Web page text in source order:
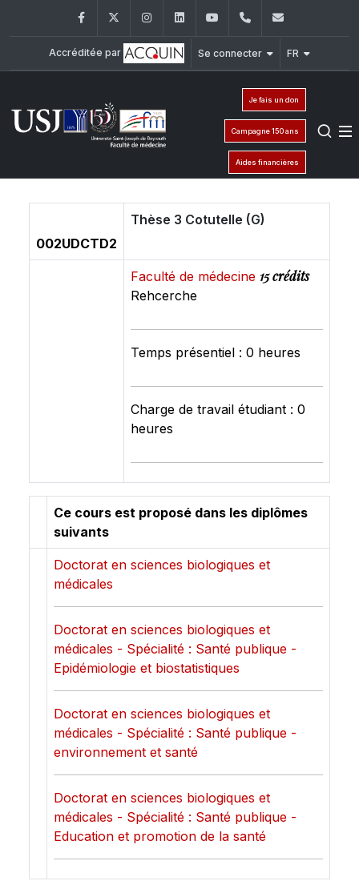
FacebookTwitter InstagramLinkedInYouTube+961 (1) 421 235
Accréditée par Se connecter FR
Je fais un don
Campagne 150 ans
Aides financières
002UDCTD2
Thèse 3 Cotutelle (G)
Faculté de médecine 15 crédits
Rehcerche
Temps présentiel : 0 heures
Charge de travail étudiant : 0
heures
Ce cours est proposé dans les diplômes
suivants
Doctorat en sciences biologiques et
médicales
Doctorat en sciences biologiques et
médicales - Spécialité : Santé publique -
Epidémiologie et biostatistiques
Doctorat en sciences biologiques et
médicales - Spécialité : Santé publique -
environnement et santé
Doctorat en sciences biologiques et
médicales - Spécialité : Santé publique -
Education et promotion de la santé